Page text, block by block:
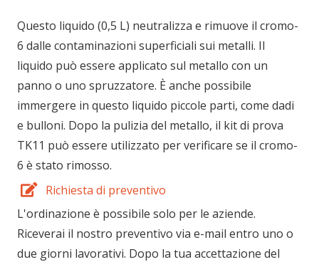
Questo liquido (0,5 L) neutralizza e rimuove il cromo-
6 dalle contaminazioni superficiali sui metalli. Il
liquido può essere applicato sul metallo con un
panno o uno spruzzatore. È anche possibile
immergere in questo liquido piccole parti, come dadi
e bulloni. Dopo la pulizia del metallo, il kit di prova
TK11 può essere utilizzato per verificare se il cromo-
6 è stato rimosso.
Richiesta di preventivo
L'ordinazione è possibile solo per le aziende.
Riceverai il nostro preventivo via e-mail entro uno o
due giorni lavorativi. Dopo la tua accettazione del